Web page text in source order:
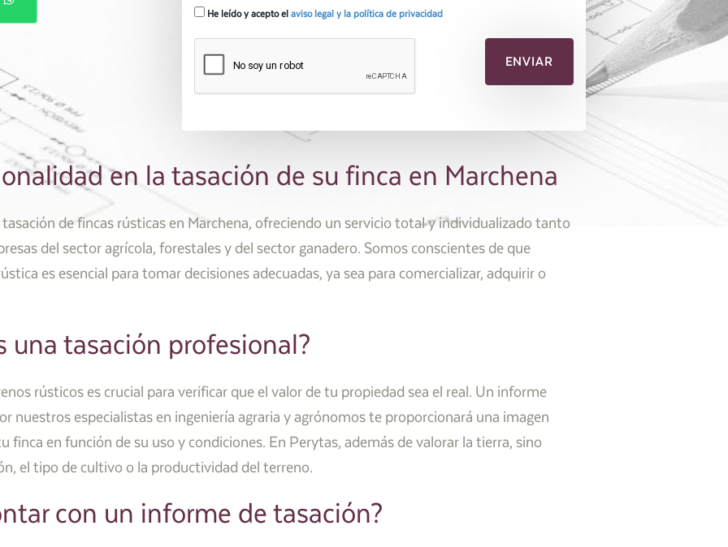
He leído y acepto el aviso legal y la política de privacidad
en la tasación de su finca en Marchena
de fincas rústicas en Marchena, ofreciendo un servicio total y individualizado tanto
del sector agrícola, forestales y del sector ganadero. Somos conscientes de que
es esencial para tomar decisiones adecuadas, ya sea para comercializar, adquirir o
una tasación profesional?
rústicos es crucial para verificar que el valor de tu propiedad sea el real. Un informe
nuestros especialistas en ingeniería agraria y agrónomos te proporcionará una imagen
finca en función de su uso y condiciones. En Perytas, además de valorar la tierra, sino
el tipo de cultivo o la productividad del terreno.
con un informe de tasación?